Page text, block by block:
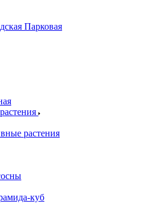
Парковая
растения
куб